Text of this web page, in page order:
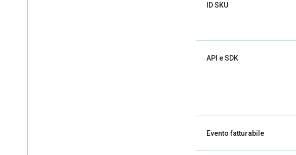
ID SKU
API e SDK
Evento fatturabile